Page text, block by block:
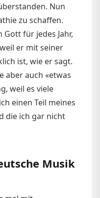
Nun
zu schaffen.
für jedes Jahr,
er mit seiner
ist, wie er sagt.
aber auch «etwas
weil es viele
einen Teil meines
die ich gar nicht
Musik